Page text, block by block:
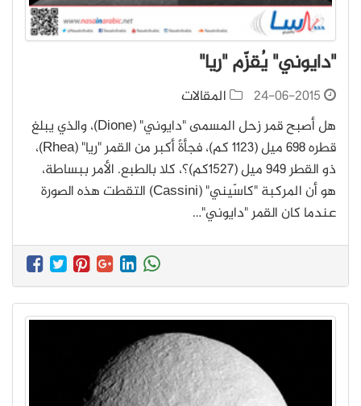
"دايوني" يُقزّم "ريا"
24-06-2015
المقالات
هل أصبح قمر زحل المسمى "دايوني" (Dione)، والذي يبلغ
قطره 698 ميل (1123 كم)، فجأةً أكبر من القمر "ريا" (Rhea)،
ذو القطر 949 ميل (1527كم)؟، كلا بالطبع. الأمر ببساطة،
هو أن المركبة "كاسّيني" (Cassini) التقطت هذه الصورة
عندما كان القمر "دايوني"…